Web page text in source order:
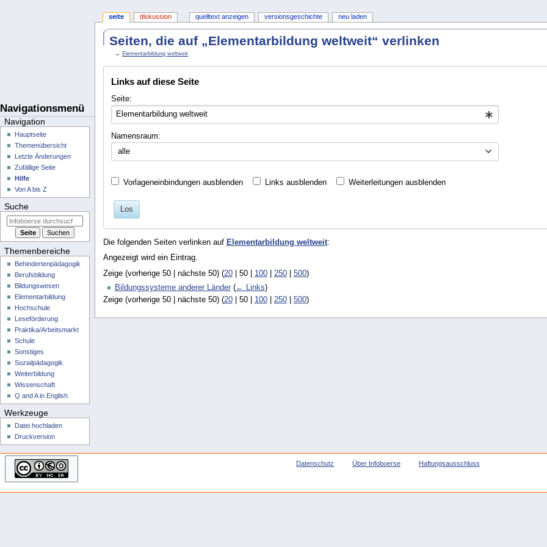
Seiten, die auf „Elementarbildung weltweit“ verlinken
← Elementarbildung weltweit
Links auf diese Seite
Seite:
Namensraum:
alle
Vorlageneinbindungen ausblenden Links ausblenden Weiterleitungen ausblenden
Los
Die folgenden Seiten verlinken auf Elementarbildung weltweit:
Angezeigt wird ein Eintrag.
Zeige (vorherige 50| nächste 50) (20| 50| 100| 250| 500)
Bildungssysteme anderer Länder (← Links)
Zeige (vorherige 50| nächste 50) (20| 50| 100| 250| 500)
Navigationsmenü
seite diskussion quelltext anzeigen versionsgeschichte neu laden
Navigation
Hauptseite
Themenübersicht
Letzte Änderungen
Zufällige Seite
Hilfe
Von A bis Z
Suche
Themenbereiche
Behindertenpädagogik
Berufsbildung
Bildungswesen
Elementarbildung
Hochschule
Leseförderung
Praktika/Arbeitsmarkt
Schule
Sonstiges
Sozialpädagogik
Weiterbildung
Wissenschaft
Q and A in English
Werkzeuge
Datei hochladen
Druckversion
Datenschutz Über Infoboerse Haftungsausschluss